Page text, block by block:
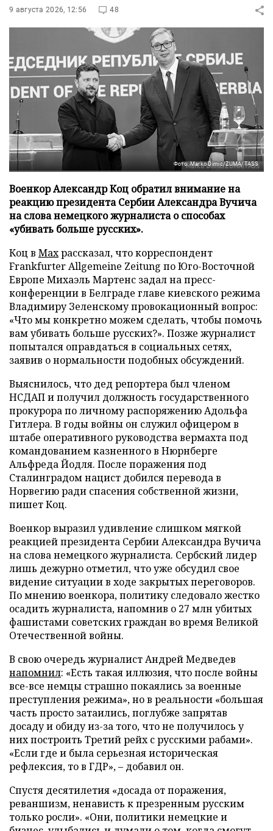
9 августа 2026, 12:56 48
Фото: Marko Dimic/ZUMA/TASS
Военкор Александр Коц обратил внимание на
реакцию президента Сербии Александра Вучича
на слова немецкого журналиста о способах
«убивать больше русских».
Коц в Махрассказал, что корреспондент
Frankfurter Allgemeine Zeitung по Юго-Восточной
Европе Михаэль Мартенс задал на пресс-
конференции в Белграде главе киевского режима
Владимиру Зеленскому провокационный вопрос:
«Что мы конкретно можем сделать, чтобы помочь
вам убивать больше русских?». Позже журналист
попытался оправдаться в социальных сетях,
заявив о нормальности подобных обсуждений.
Выяснилось, что дед репортера был членом
НСДАП и получил должность государственного
прокурора по личному распоряжению Адольфа
Гитлера. В годы войны он служил офицером в
штабе оперативного руководства вермахта под
командованием казненного в Нюрнберге
Альфреда Йодля. После поражения под
Сталинградом нацист добился перевода в
Норвегию ради спасения собственной жизни,
пишет Коц.
Военкор выразил удивление слишком мягкой
реакцией президента Сербии Александра Вучича
на слова немецкого журналиста. Сербский лидер
лишь дежурно отметил, что уже обсудил свое
видение ситуации в ходе закрытых переговоров.
По мнению военкора, политику следовало жестко
осадить журналиста, напомнив о 27 млн убитых
фашистами советских граждан во время Великой
Отечественной войны.
В свою очередь журналист Андрей Медведев
напомнил: «Есть такая иллюзия, что после войны
все-все немцы страшно покаялись за военные
преступления режима», но в реальности «большая
часть просто затаились, поглубже запрятав
досаду и обиду из-за того, что не получилось у
них построить Третий рейх с русскими рабами».
«Если где и была серьезная историческая
рефлексия, то в ГДР», – добавил он.
Спустя десятилетия «досада от поражения,
реваншизм, ненависть к презренным русским
только росли». «Они, политики немецкие и